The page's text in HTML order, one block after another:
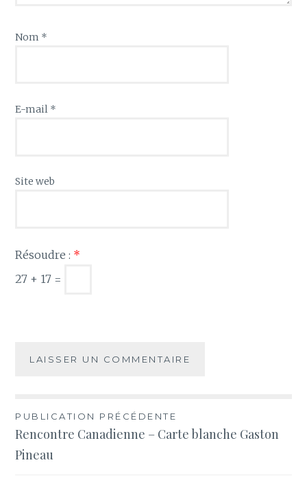
Nom *
E-mail *
Site web
Résoudre : *
27 + 17 =
Navigation
de
PUBLICATION PRÉCÉDENTE
Rencontre Canadienne – Carte blanche Gaston
Pineau